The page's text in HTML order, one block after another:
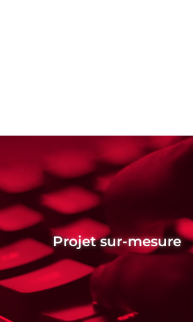
Projet sur-mesure